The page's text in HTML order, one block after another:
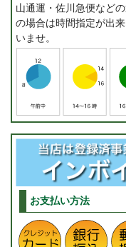
山通運・佐川急便など
の場合は時間指定が出
いませ。
お支払い方法